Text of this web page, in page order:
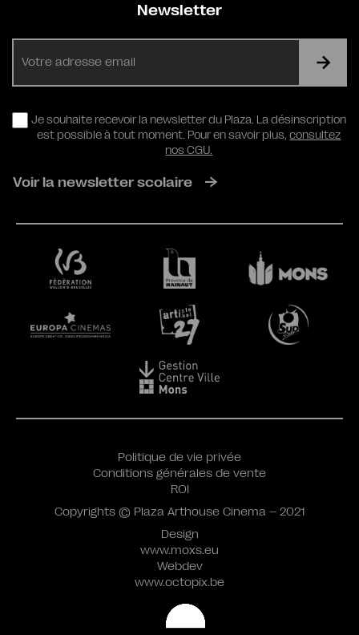
Newsletter
RGPD
Je souhaite recevoir la newsletter du Plaza. La désinscription
est possible à tout moment. Pour en savoir plus,consultez
nos CGU.
Voir la newsletter scolaire
Design
www.moxs.eu
Webdev
www.octopix.be
Politique de vie privée
Conditions générales de vente
ROI
Copyrights © Plaza Arthouse Cinema – 2021